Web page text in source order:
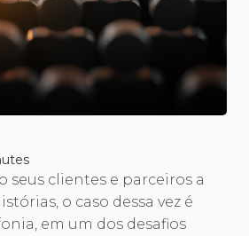
seus clientes e parceiros a
o caso dessa vez é
em um dos desafios